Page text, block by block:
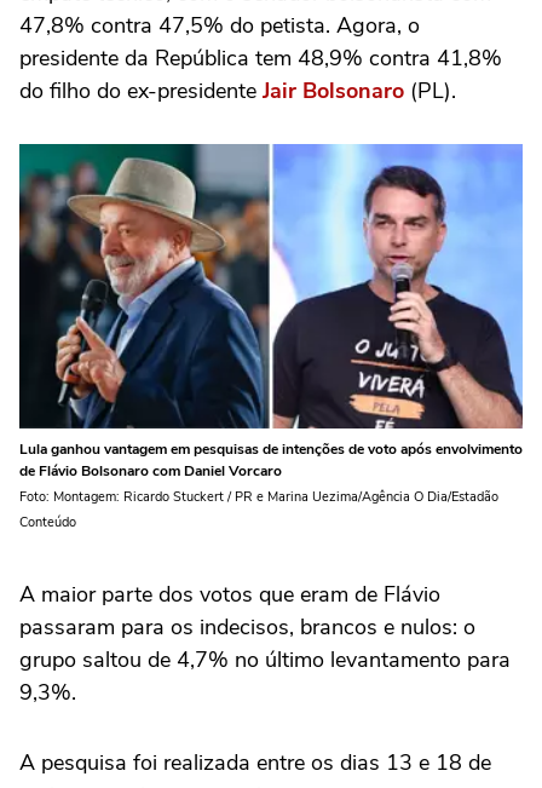
47,8% contra 47,5% do petista. Agora, o
presidente da República tem 48,9% contra 41,8%
do filho do ex-presidente Jair Bolsonaro (PL).
Lula ganhou vantagem em pesquisas de intenções de voto após envolvimento
de Flávio Bolsonaro com Daniel Vorcaro
Foto: Montagem: Ricardo Stuckert / PR e Marina Uezima/Agência O Dia/Estadão
Conteúdo
A maior parte dos votos que eram de Flávio
passaram para os indecisos, brancos e nulos: o
grupo saltou de 4,7% no último levantamento para
9,3%.
A pesquisa foi realizada entre os dias 13 e 18 de